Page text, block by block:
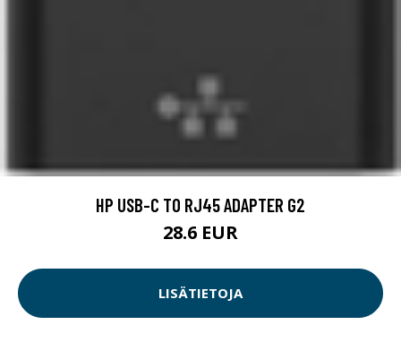
HP USB-C TO RJ45 ADAPTER G2
28.6 EUR
LISÄTIETOJA